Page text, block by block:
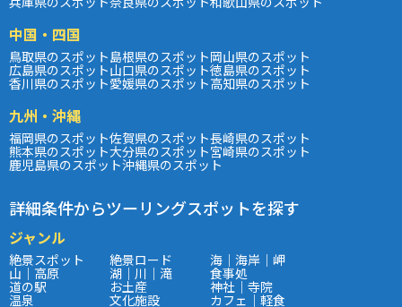
中国・四国
鳥取県のスポット島根県のスポット岡山県のスポット
広島県のスポット山口県のスポット徳島県のスポット
香川県のスポット愛媛県のスポット高知県のスポット
九州・沖縄
福岡県のスポット佐賀県のスポット長崎県のスポット
熊本県のスポット大分県のスポット宮崎県のスポット
鹿児島県のスポット沖縄県のスポット
詳細条件からツーリングスポットを探す
ジャンル
絶景スポット 絶景ロード 海｜海岸｜岬
山｜高原 湖｜川｜滝 食事処
道の駅 お土産 神社｜寺院
温泉 文化施設 カフェ｜軽食